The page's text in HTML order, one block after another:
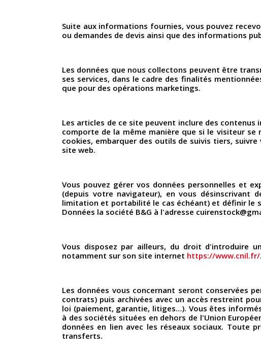
Suite aux informations fournies, vous pouvez
ou demandes de devis ainsi que des informations
Les données que nous collectons peuvent être
ses services, dans le cadre des finalités
que pour des opérations marketings.
Les articles de ce site peuvent inclure des
comporte de la même manière que si le visiteur
cookies, embarquer des outils de suivis tiers,
site web.
Vous pouvez gérer vos données personnelles et
(depuis votre navigateur), en vous désinscrivant
limitation et portabilité le cas échéant) et définir le
Données la société B&G à l'adresse
Vous disposez par ailleurs, du droit d'introduire
notamment sur son site internet https://www.cnil.fr/.
Les données vous concernant seront conservées
contrats) puis archivées avec un accès restreint
loi (paiement, garantie, litiges…). Vous êtes
à des sociétés situées en dehors de l'Union
données en lien avec les réseaux sociaux. Toute
transferts.